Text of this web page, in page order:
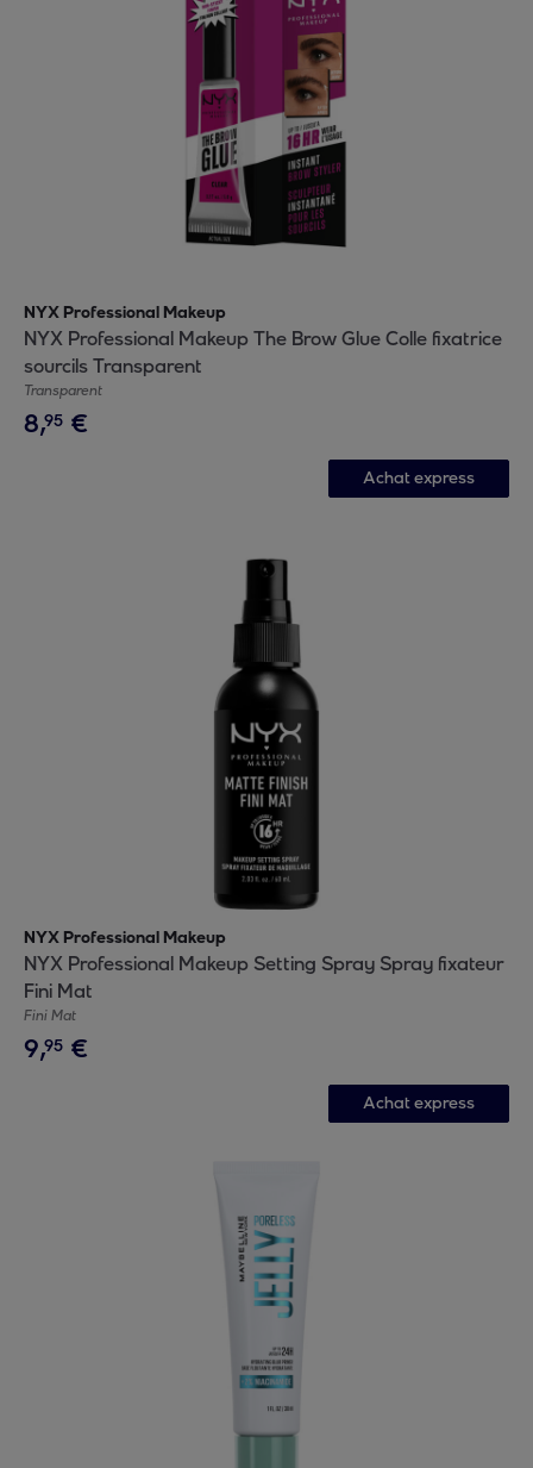
NYX Professional Makeup
NYX Professional Makeup The Brow Glue Colle fixatrice
sourcils Transparent
Transparent
8,95 €
Achat express
NYX Professional Makeup
NYX Professional Makeup Setting Spray Spray fixateur
Fini Mat
Fini Mat
9,95 €
Achat express